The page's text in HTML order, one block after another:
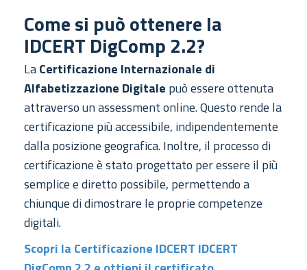
Come si può ottenere la
IDCERT DigComp 2.2?
LaCertificazione Internazionale di
Alfabetizzazione Digitale può essere ottenuta
attraverso un assessment online. Questo rende la
certificazione più accessibile, indipendentemente
dalla posizione geografica. Inoltre, il processo di
certificazione è stato progettato per essere il più
semplice e diretto possibile, permettendo a
chiunque di dimostrare le proprie competenze
digitali.
Scopri la Certificazione IDCERT IDCERT